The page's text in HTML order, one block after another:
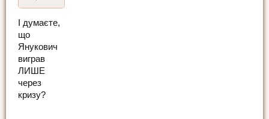
І думаєте,
що
Янукович
виграв
ЛИШЕ
через
кризу?